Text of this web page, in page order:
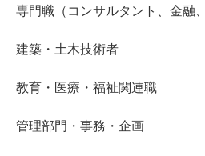
専門職（コンサルタント、金融
建築・土木技術者
教育・医療・福祉関連職
管理部門・事務・企画